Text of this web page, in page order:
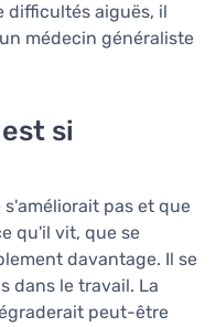
difficultés aiguës, il
médecin généraliste
si
s'améliorait pas et que
qu'il vit, que se
davantage. Il se
dans le travail. La
peut-être